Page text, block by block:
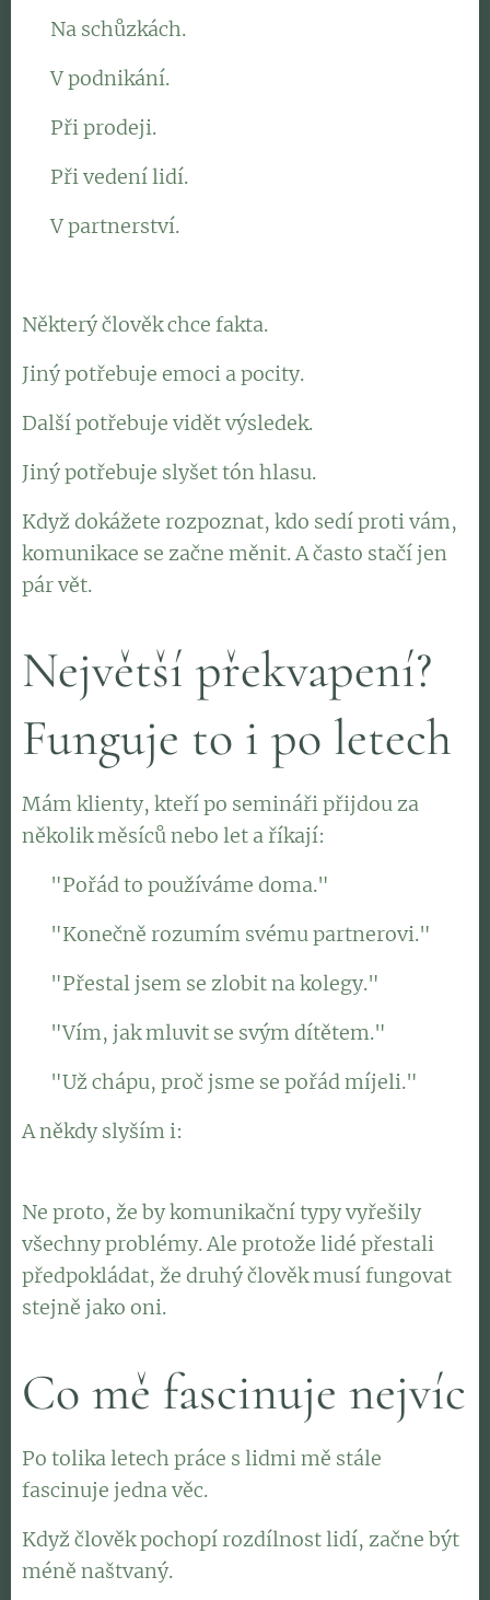
👉 Na schůzkách.
👉 V podnikání.
👉 Při prodeji.
👉 Při vedení lidí.
👉 V partnerství.
Některý člověk chce fakta.
Jiný potřebuje emoci a pocity.
Další potřebuje vidět výsledek.
Jiný potřebuje slyšet tón hlasu.
Když dokážete rozpoznat, kdo sedí proti vám,
komunikace se začne měnit. A často stačí jen
pár vět.
Největší překvapení?
Funguje to i po letech
Mám klienty, kteří po semináři přijdou za
několik měsíců nebo let a říkají:
👉 "Pořád to používáme doma."
👉 "Konečně rozumím svému partnerovi."
👉 "Přestal jsem se zlobit na kolegy."
👉 "Vím, jak mluvit se svým dítětem."
👉 "Už chápu, proč jsme se pořád míjeli."
A někdy slyším i: 👉
Ne proto, že by komunikační typy vyřešily
všechny problémy. Ale protože lidé přestali
předpokládat, že druhý člověk musí fungovat
stejně jako oni.
Co mě fascinuje nejvíc
Po tolika letech práce s lidmi mě stále
fascinuje jedna věc.
Když člověk pochopí rozdílnost lidí, začne být
méně naštvaný.